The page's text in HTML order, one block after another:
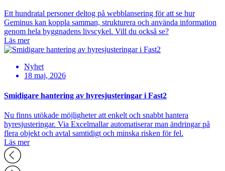
Ett hundratal personer deltog på webblansering för att se hur
Geminus kan koppla samman, strukturera och använda information
genom hela byggnadens livscykel. Vill du också se?
Läs mer
Nyhet
18 maj, 2026
Smidigare hantering av hyresjusteringar i Fast2
Nu finns utökade möjligheter att enkelt och snabbt hantera
hyresjusteringar. Via Excelmallar automatiserar man ändringar på
flera objekt och avtal samtidigt och minska risken för fel.
Läs mer